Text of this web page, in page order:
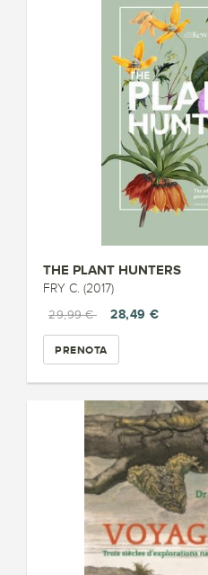
THE PLANT HUNTERS
FRY C. (2017)
29,99 €
28,49 €
PRENOTA